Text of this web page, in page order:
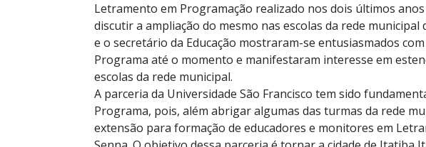
Letramento em Programação realizado nos dois últimos anos
discutir a ampliação do mesmo nas escolas da rede
e o secretário da Educação mostraram-se entusiasmados
Programa até o momento e manifestaram interesse em
escolas da rede municipal.
A parceria da Universidade São Francisco tem sido
Programa, pois, além abrigar algumas das turmas da rede
extensão para formação de educadores e monitores em